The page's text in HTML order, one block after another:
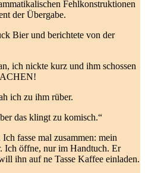
Fehlkonstruktionen
der Übergabe.
Bier und berichtete von der
ich nickte kurz und ihm schossen
ich zu ihm rüber.
das klingt zu komisch.“
fasse mal zusammen: mein
Ich öffne, nur im Handtuch. Er
ihn auf ne Tasse Kaffee einladen.